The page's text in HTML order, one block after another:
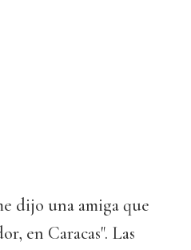
dijo una amiga que
en Caracas". Las